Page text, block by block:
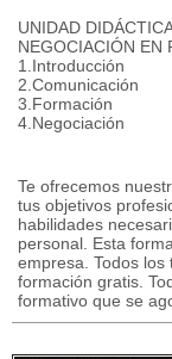
UNIDAD
NEGOCIACIÓN EN
1.Introducción
2.Comunicación
3.Formación
4.Negociación
Te ofrecemos
tus objetivos
habilidades
personal. Esta
empresa. Todos
formación gratis.
formativo que se